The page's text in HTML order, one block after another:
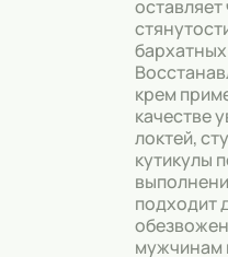
крем
качестве
локтей,
кутикулы
подходит
мужчинам